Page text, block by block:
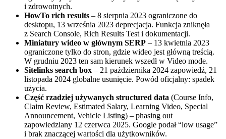
i zdrowotnych.
HowTo rich results – 8 sierpnia 2023 ograniczone do
desktopu, 13 września 2023 deprecjacja. Funkcja zniknęła
z Search Console, Rich Results Test i dokumentacji.
Miniatury wideo w głównym SERP – 13 kwietnia 2023
ograniczone tylko do stron, gdzie wideo jest główną treścią.
W grudniu 2023 ten sam kierunek wszedł w Video mode.
Sitelinks search box – 21 października 2024 zapowiedź, 21
listopada 2024 globalne usunięcie. Powód oficjalny: spadek
użycia.
Część rzadziej używanych structured data (Course Info,
Claim Review, Estimated Salary, Learning Video, Special
Announcement, Vehicle Listing) – phasing out
zapowiedziany 12 czerwca 2025. Google podał “low usage”
i brak znaczącej wartości dla użytkowników.